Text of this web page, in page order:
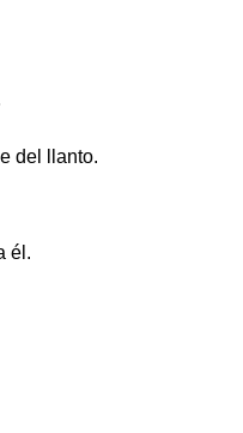
del llanto.
él.